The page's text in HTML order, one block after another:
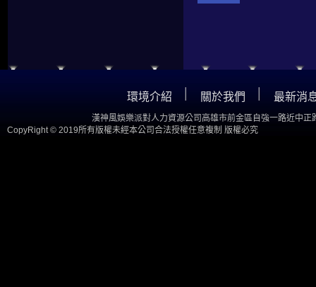
環境介紹 關於我們 最新消
漢神風娛樂派對人力資源公司高雄市前金區自強一路近中正
CopyRight © 2019所有版權未經本公司合法授權任意複制 版權必究